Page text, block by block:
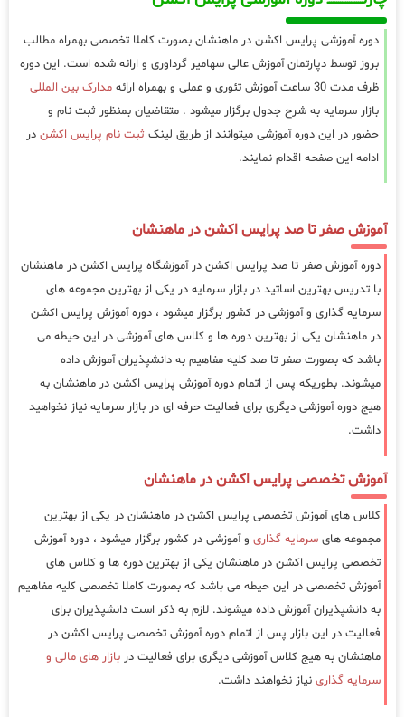
دوره آموزشی پرایس اکشن در ماهنشان بصورت کاملا تخصصی بهمراه مطالب
بروز توسط دپارتمان آموزش عالی سهامیر گرداوری و ارائه شده است. این دوره
ظرف مدت 30 ساعت آموزش تئوری و عملی و بهمراه ارائه
مدارک بین المللی
بازار سرمایه به شرح جدول برگزار میشود . متقاضیان بمنظور ثبت نام و
حضور در این دوره آموزشی میتوانند از طریق لینک ثبت نام پرایس اکشن در
ادامه این صفحه اقدام نمایند.
آموزش صفر تا صد پرایس اکشن در ماهنشان
دوره آموزش صفر تا صد پرایس اکشن در آموزشگاه پرایس اکشن در ماهنشان
با تدریس بهترین اساتید در بازار سرمایه در یکی از بهترین مجموعه های
سرمایه گذاری و آموزشی در کشور برگزار میشود ، دوره آموزش پرایس اکشن
در ماهنشان یکی از بهترین دوره ها و کلاس های آموزشی در این حیطه می
باشد که بصورت صفر تا صد کلیه مفاهیم به دانشپذیران آموزش داده
میشوند. بطوریکه پس از اتمام دوره آموزش پرایس اکشن در ماهنشان به
هیج دوره آموزشی دیگری برای فعالیت حرفه ای در بازار سرمایه نیاز نخواهید
داشت.
آموزش تخصصی پرایس اکشن در ماهنشان
کلاس های آموزش تخصصی پرایس اکشن در ماهنشان در یکی از بهترین
مجموعه های سرمایه گذاری و آموزشی در کشور برگزار میشود ، دوره آموزش
تخصصی پرایس اکشن در ماهنشان یکی از بهترین دوره ها و کلاس های
آموزش تخصصی در این حیطه می باشد که بصورت کاملا تخصصی کلیه مفاهیم
به دانشپذیران آموزش داده میشوند. لازم به ذکر است دانشپذیران برای
فعالیت در این بازار پس از اتمام دوره آموزش تخصصی پرایس اکشن در
ماهنشان به هیج کلاس آموزشی دیگری برای فعالیت در بازار های مالی و
سرمایه گذاری نیاز نخواهند داشت.